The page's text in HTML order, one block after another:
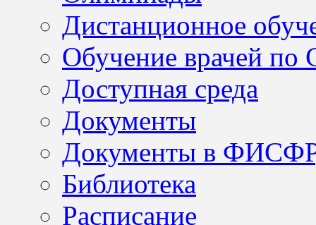
Дистанционное
Обучение врачей по
Доступная среда
Документы
Документы в
Библиотека
Расписание